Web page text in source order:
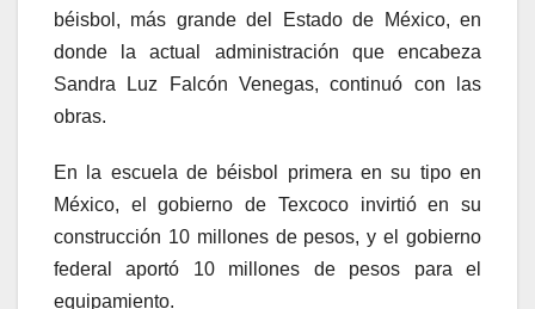
béisbol, más grande del Estado de México, en
donde la actual administración que encabeza
Sandra Luz Falcón Venegas, continuó con las
obras.
En la escuela de béisbol primera en su tipo en
México, el gobierno de Texcoco invirtió en su
construcción 10 millones de pesos, y el gobierno
federal aportó 10 millones de pesos para el
equipamiento.